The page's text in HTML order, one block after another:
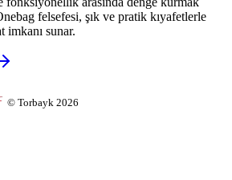
felsefesi, şık ve pratik kıyafetlerle
imkanı sunar.
© Torbayk 2026